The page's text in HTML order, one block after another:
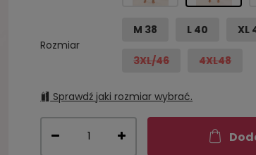
Rozmiar
M 38 L 40 XL
3XL/46 4XL48
Sprawdź jaki rozmiar wybrać.